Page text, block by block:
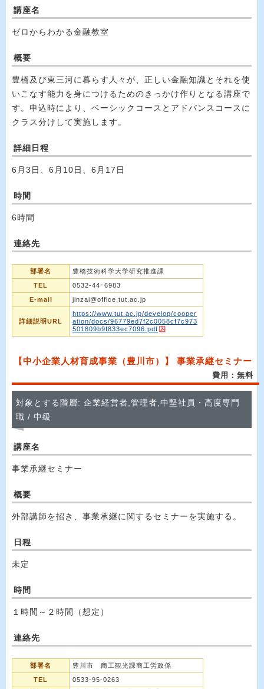
講座名
ゼロからわかる金融教室
概要
豊橋及び東三河に暮らす人々が、正しい金融知識とそれを使
いこなす能力を身につけるためのきっかけ作りとなる講座で
す。申込時により、ベーシックコースとアドバンスコースに
クラス分けして実施します。
詳細日程
6月3日、6月10日、6月17日
時間
6時間
連絡先
部署名
豊橋技術科学大学研究推進課
TEL
0532-44ｰ6983
E-mail
jinzai@office.tut.ac.jp
詳細説明URL
https://www.tut.ac.jp/develop/cooper
ation/docs/96779ed7f2c0058cf7c973
501809b9f833ec7096.pdf
【中小企業人材育成事業（豊川市）】 事業承継セミナー
費用：無料
対象とする階層: 企業経営者,管理者,中堅社員・高度専門
職 / 中級
講座名
事業承継セミナー
概要
外部講師を招き、事業承継に関するセミナーを実施する。
日程
未定
時間
１時間～２時間（想定）
連絡先
部署名
豊川市 商工観光課商工労政係
TEL
0533-95-0263